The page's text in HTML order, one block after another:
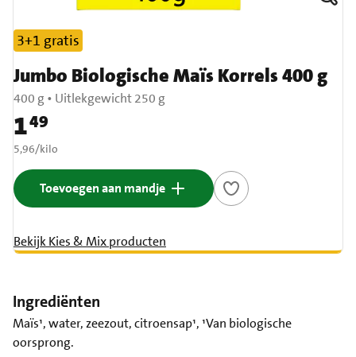
Jumbo Biologische Maïs Korrels 400 g
400 g • Uitlekgewicht 250 g
Prijs: € 1,49
149
€ 5,96 per kilo
5,96/kilo
Toevoegen aan mandje
3+1 gratis
Bekijk Kies & Mix producten
Ingrediënten
Maïs¹, water, zeezout, citroensap¹, ¹Van biologische
oorsprong.